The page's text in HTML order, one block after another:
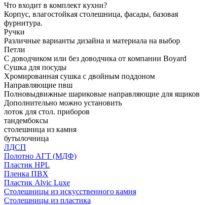
Что входит в комплект кухни?
Корпус, влагостойкая столешница, фасады, базовая
фурнитура.
Ручки
Различные варианты дизайна и материала на выбор
Петли
С доводчиком или без доводчика от компании Boyard
Сушка для посуды
Хромированная сушка с двойным поддоном
Направляющие пвш
Полновыдвижные шариковые направляющие для ящиков
Дополнительно можно установить
лоток для стол. приборов
тандембоксы
столешница из камня
бутылочница
ЛДСП
Полотно АГТ (МДФ)
Пластик HPL
Пленка ПВХ
Пластик Alvic Luxe
Столешницы из искусственного камня
Столешницы из пластика